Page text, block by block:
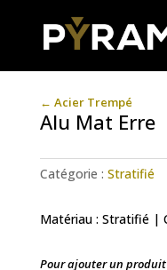
← Acier Trempé
Alu Mat Erre
Catégorie : Stratifié
Matériau : Stratifié |
Pour ajouter un